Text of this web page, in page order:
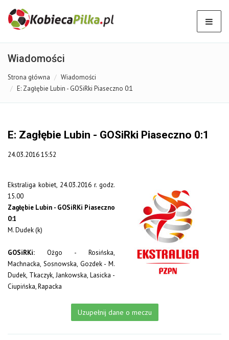
Wiadomości
Strona główna
Wiadomości
E: Zagłębie Lubin - GOSiRki Piaseczno 0:1
E: Zagłębie Lubin - GOSiRki Piaseczno 0:1
24.03.2016 15:52
Ekstraliga kobiet, 24.03.2016 r. godz.
15.00
Zagłębie Lubin - GOSiRKi Piaseczno
0:1
M. Dudek (k)
GOSiRKi: Ożgo - Rosińska,
Machnacka, Sosnowska, Gozdek - M.
Dudek, Tkaczyk, Jankowska, Lasicka -
Ciupińska, Rapacka
Uzupełnij dane o meczu